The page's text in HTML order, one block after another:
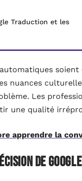
Traduction et les
nuances
Les
une qualité
apprendre la
de